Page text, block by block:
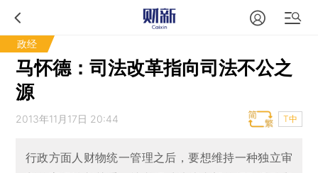
政经
马怀德：司法改革指向司法不公之
源
2013年11月17日 20:44 T中
行政方面人财物统一管理之后，要想维持一种独立审